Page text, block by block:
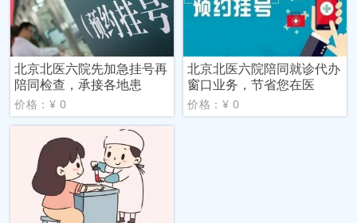
北京北医六院先加急挂号再
陪同检查，承接各地患
价格：¥ 0
北京北医六院陪同就诊代办
窗口业务，节省您在医
价格：¥ 0